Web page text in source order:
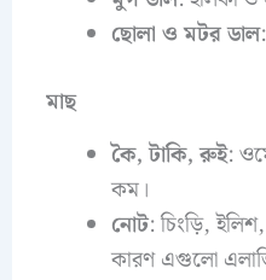
ছোলা ও মটর ডাল
মাছ
কৈ, টাকি, রুই:
কম।
নোট: চিংড়ি,
কারণ এগুলো